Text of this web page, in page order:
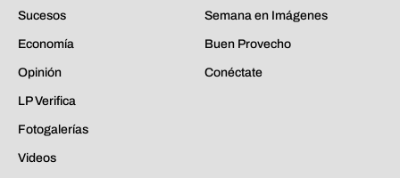
Sucesos
Economía
Opinión
LP Verifica
Fotogalerías
Videos
Semana en Imágenes
Buen Provecho
Conéctate